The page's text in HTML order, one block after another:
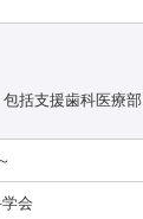
括支援歯科医療部
会